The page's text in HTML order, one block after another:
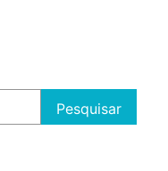
Pesquisar